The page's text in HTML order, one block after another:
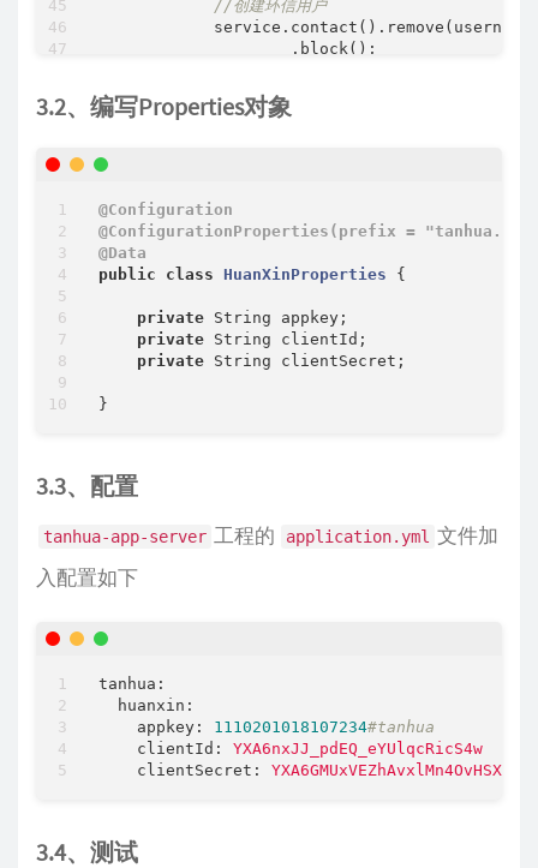
//创建环信用户
                    .block();
        }
(Exception e) {
            log.error(
//发送消息
public
Boolean sendMsg
try
//接收人用户列表
Set<String> set =
//文本消息
            EMTextMessage message =
//发送消息  from：admin是管理员发送
            service.message().send(
                    set,message,
            log.error(
        }
return false
    }
3.2、编写Properties对象
@Configuration
@ConfigurationProperties(prefix =
@Data
public
class HuanXinProperties {
private String appkey;
private String clientId;
private String clientSecret;
3.3、配置
tanhua-app-server 工程的 application.yml 文件加
入配置如下
tanhua:
huanxin:
appkey:
1110201018107234#tanhua
clientId:
YXA6nxJJ_pdEQ_eYUlqcRicS4w
clientSecret:
3.4、测试